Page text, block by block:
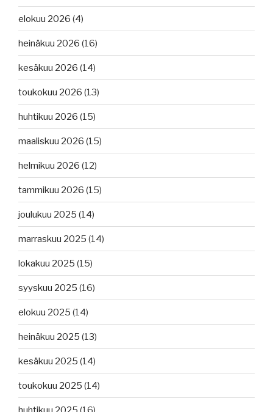
elokuu 2026 (4)
heinäkuu 2026 (16)
kesäkuu 2026 (14)
toukokuu 2026 (13)
huhtikuu 2026 (15)
maaliskuu 2026 (15)
helmikuu 2026 (12)
tammikuu 2026 (15)
joulukuu 2025 (14)
marraskuu 2025 (14)
lokakuu 2025 (15)
syyskuu 2025 (16)
elokuu 2025 (14)
heinäkuu 2025 (13)
kesäkuu 2025 (14)
toukokuu 2025 (14)